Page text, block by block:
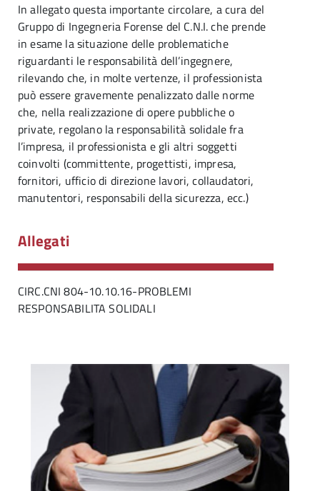
In allegato questa importante circolare, a cura del
Gruppo di Ingegneria Forense del C.N.I. che prende
in esame la situazione delle problematiche
riguardanti le responsabilità dell’ingegnere,
rilevando che, in molte vertenze, il professionista
può essere gravemente penalizzato dalle norme
che, nella realizzazione di opere pubbliche o
private, regolano la responsabilità solidale fra
l’impresa, il professionista e gli altri soggetti
coinvolti (committente, progettisti, impresa,
fornitori, ufficio di direzione lavori, collaudatori,
manutentori, responsabili della sicurezza, ecc.)
Allegati
CIRC.CNI 804-10.10.16-PROBLEMI
RESPONSABILITA SOLIDALI